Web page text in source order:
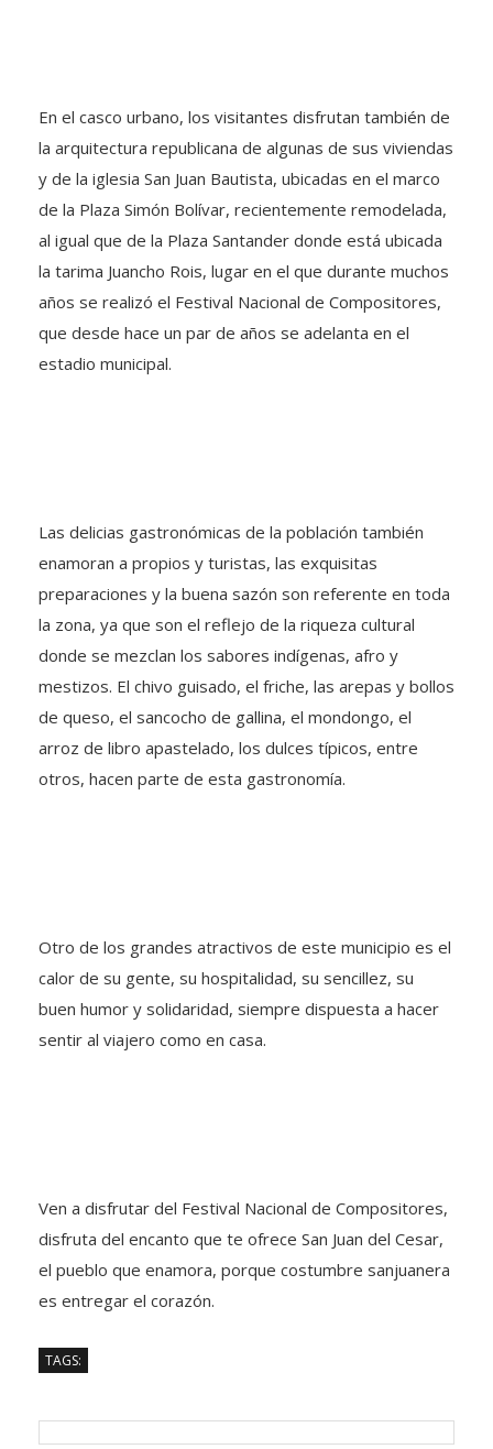
En el casco urbano, los visitantes disfrutan también de
la arquitectura republicana de algunas de sus viviendas
y de la iglesia San Juan Bautista, ubicadas en el marco
de la Plaza Simón Bolívar, recientemente remodelada,
al igual que de la Plaza Santander donde está ubicada
la tarima Juancho Rois, lugar en el que durante muchos
años se realizó el Festival Nacional de Compositores,
que desde hace un par de años se adelanta en el
estadio municipal.
Las delicias gastronómicas de la población también
enamoran a propios y turistas, las exquisitas
preparaciones y la buena sazón son referente en toda
la zona, ya que son el reflejo de la riqueza cultural
donde se mezclan los sabores indígenas, afro y
mestizos. El chivo guisado, el friche, las arepas y bollos
de queso, el sancocho de gallina, el mondongo, el
arroz de libro apastelado, los dulces típicos, entre
otros, hacen parte de esta gastronomía.
Otro de los grandes atractivos de este municipio es el
calor de su gente, su hospitalidad, su sencillez, su
buen humor y solidaridad, siempre dispuesta a hacer
sentir al viajero como en casa.
Ven a disfrutar del Festival Nacional de Compositores,
disfruta del encanto que te ofrece San Juan del Cesar,
el pueblo que enamora, porque costumbre sanjuanera
es entregar el corazón.
TAGS: